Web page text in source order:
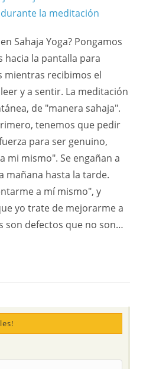
Sahaja Yoga? Pongamos
hacia la pantalla para
mientras recibimos el
y a sentir. La meditación
de "manera sahaja".
tenemos que pedir
para ser genuino,
mi mismo". Se engañan a
mañana hasta la tarde.
a mí mismo", y
yo trate de mejorarme a
son defectos que no son…